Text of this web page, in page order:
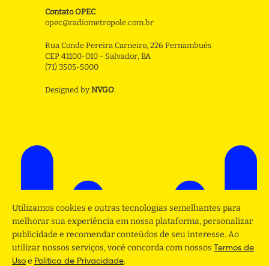
Contato OPEC
opec@radiometropole.com.br
Rua Conde Pereira Carneiro, 226 Pernambués
CEP 41100-010 - Salvador, BA
(71) 3505-5000
Designed by NVGO.
Utilizamos cookies e outras tecnologias semelhantes para
melhorar sua experiência em nossa plataforma, personalizar
publicidade e recomendar conteúdos de seu interesse. Ao
utilizar nossos serviços, você concorda com nossos Termos de
Uso e Politica de Privacidade.